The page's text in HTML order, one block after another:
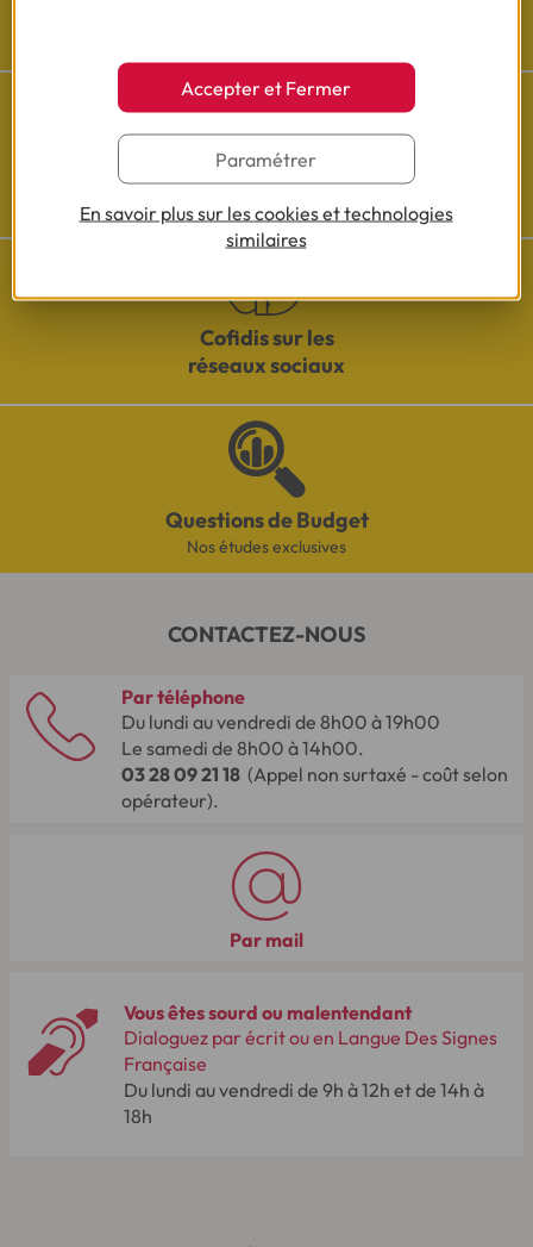
Besoin d'aide ?
Découvrez l'espace questions/réponses
Cofidis sur les
réseaux sociaux
Questions de Budget
Nos études exclusives
CONTACTEZ-NOUS
Par téléphone
Du lundi au vendredi de 8h00 à 19h00
Le samedi de 8h00 à 14h00.
03 28 09 21 18 (Appel non surtaxé - coût selon
opérateur).
Par mail
Vous êtes sourd ou malentendant
Dialoguez par écrit ou en Langue Des Signes
Française
Du lundi au vendredi de 9h à 12h et de 14h à
18h
Accepter et Fermer
Paramétrer
En savoir plus sur les cookies et technologies
similaires